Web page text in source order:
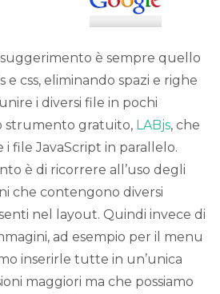
è sempre quello
e css, eliminando spazi e righe
i diversi file in pochi
strumento gratuito, LABjs, che
file JavaScript in parallelo.
è di ricorrere all’uso degli
che contengono diversi
nel layout. Quindi invece di
ad esempio per il menu
inserirle tutte in un’unica
maggiori ma che possiamo